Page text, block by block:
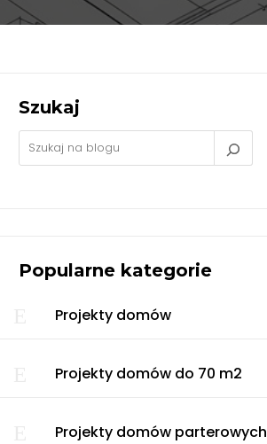
Szukaj
Popularne kategorie
Projekty domów
Projekty domów do 70 m2
Projekty domów parterowych